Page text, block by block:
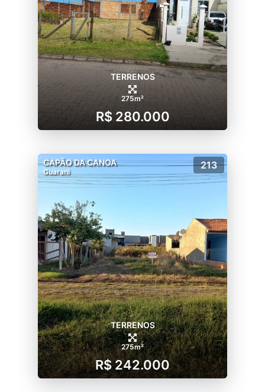
TERRENOS
275m²
R$ 280.000
CAPÃO DA CANOA
Guarani
213
TERRENOS
275m²
R$ 242.000